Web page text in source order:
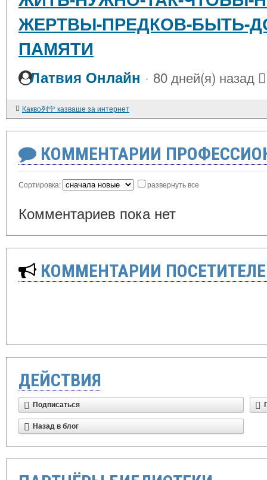
ЖЕРТВЫ-ПРЕДКОВ-БЫТЬ-
ПАМЯТИ
Латвия Онлайн · 80 дней(я) назад
Какво列宁 казваше за интернет
КОММЕНТАРИИ
Сортировка: развернуть все
Комментариев пока нет
КОММЕНТАРИИ
ДЕЙСТВИЯ
Подписаться
Назад в блог